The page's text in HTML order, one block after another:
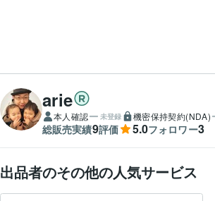
arie
本人確認 未登録 機密保持契約(NDA)
総販売実績9評価 5.0フォロワー3
出品者のその他の人気サービス